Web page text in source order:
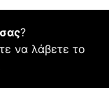
?
να λάβετε το